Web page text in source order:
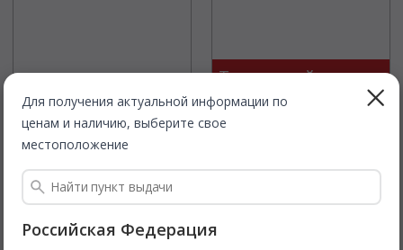
Для получения актуальной информации по
ценам и наличию, выберите свое
местоположение
Российская Федерация
Инструменты
Топливный
радиатор